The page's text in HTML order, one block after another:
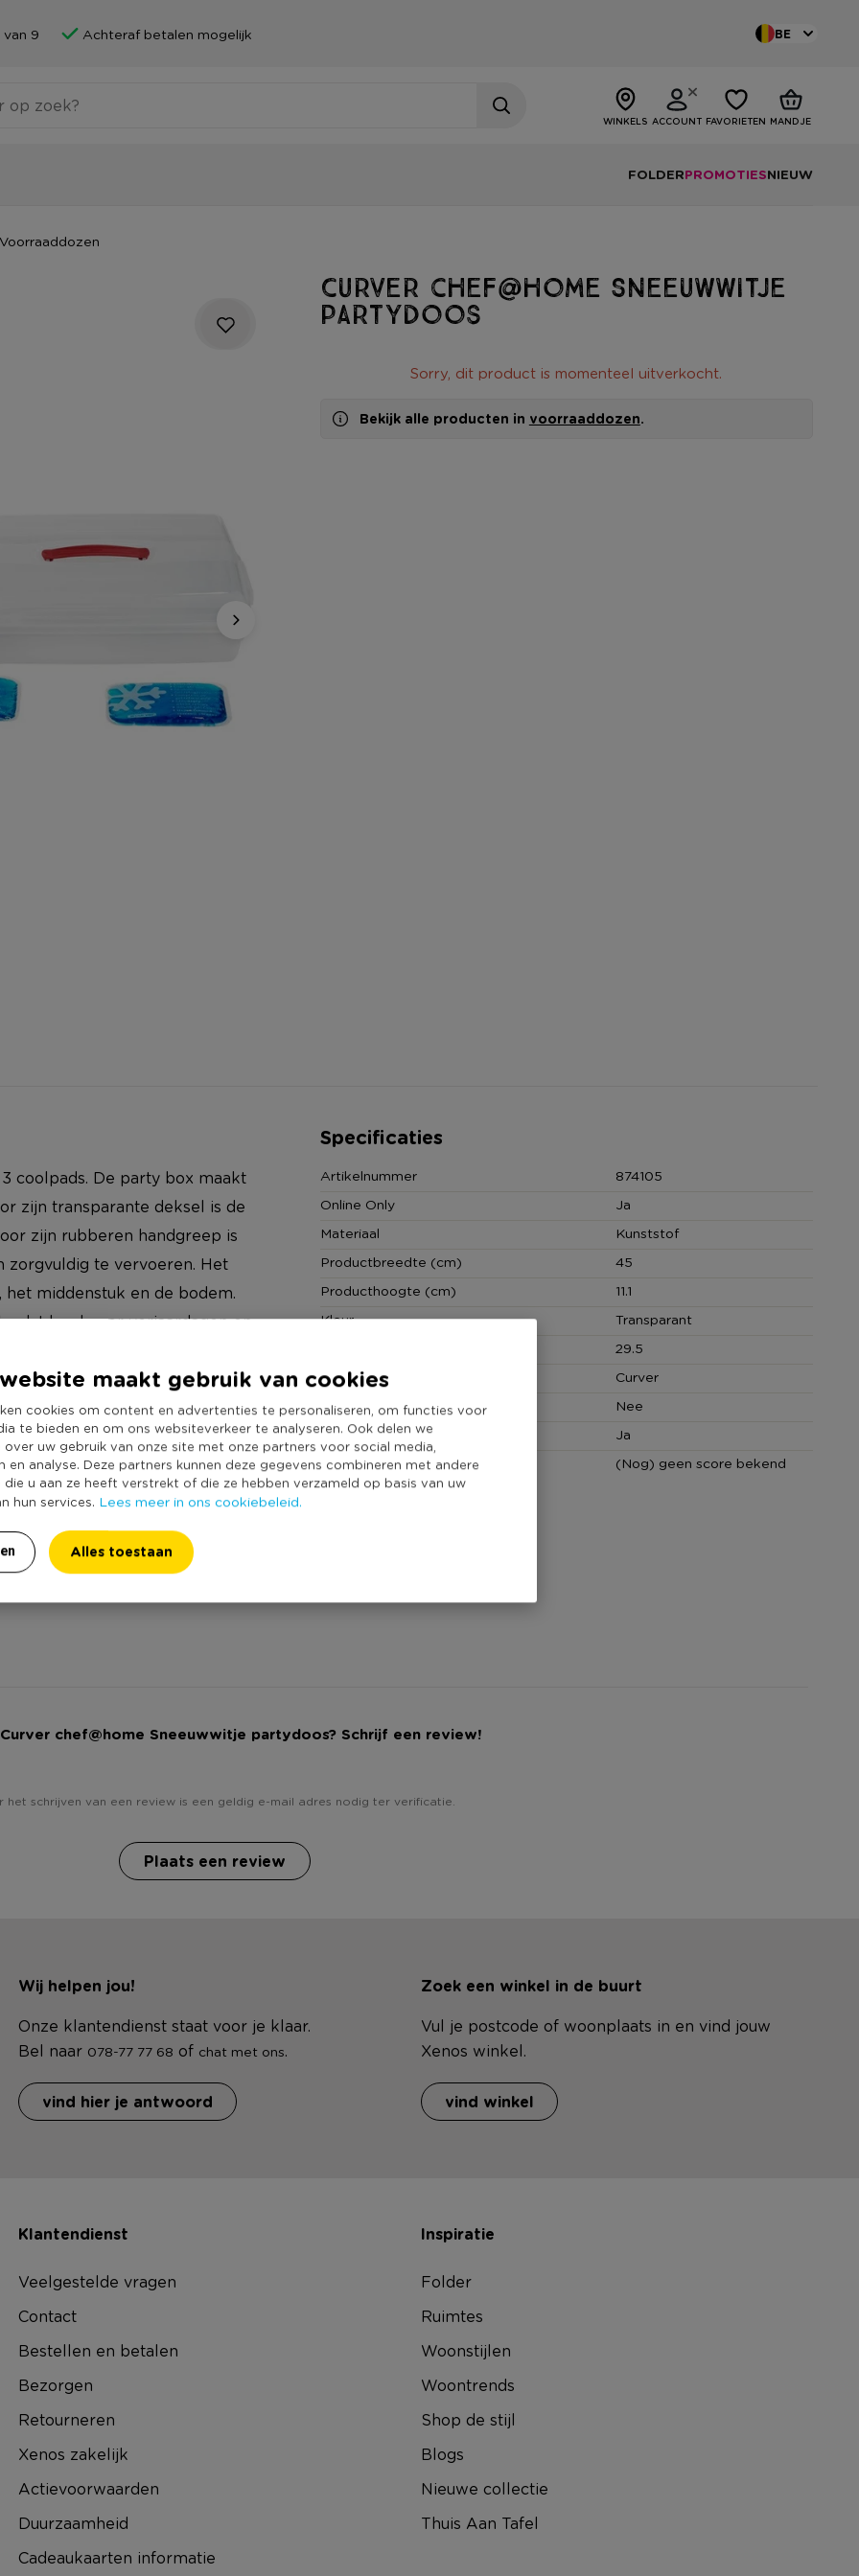
maakt gebruik van cookies
cookies om content en advertenties te personaliseren, om functies voor
te bieden en om ons websiteverkeer te analyseren. Ook delen we
uw gebruik van onze site met onze partners voor social media,
en analyse. Deze partners kunnen deze gegevens combineren met andere
u aan ze heeft verstrekt of die ze hebben verzameld op basis van uw
hun services. Lees meer in ons cookiebeleid.
Alles toestaan
9 Achteraf betalen mogelijk BE
WINKELS ACCOUNT FAVORIETEN MANDJE
FOLDERPROMOTIESNIEUW
Voorraaddozen
Curver chef@home Sneeuwwitje
partydoos
Sorry, dit product is momenteel uitverkocht.
Bekijk alle producten in voorraaddozen.
coolpads. De party box maakt
zijn transparante deksel is de
zijn rubberen handgreep is
te vervoeren. Het
middenstuk en de bodem.
Ideaal voor verjaardagen en
Inmiddels is Curver
in de ontwikkeling
Bij de ontwikkeling van
en design voorop.
maken. Met
dat zijn voorop lopen in de
Specificaties
Artikelnummer
874105
Online Only
Ja
Materiaal
Kunststof
Productbreedte (cm)
45
Producthoogte (cm)
11.1
Kleur
Transparant
29.5
Merk
Curver
Met wielen
Nee
Deksel
Ja
Duurzaamheidsscore
(Nog) geen score bekend
chef@home Sneeuwwitje partydoos? Schrijf een review!
het schrijven van een review is een geldig e-mail adres nodig ter verificatie.
Plaats een review
Wij helpen jou!
Onze klantendienst staat voor je klaar.
Bel naar 078-77 77 68 of chat met ons.
vind hier je antwoord
Zoek een winkel in de buurt
Vul je postcode of woonplaats in en vind jouw
Xenos winkel.
vind winkel
Klantendienst
Veelgestelde vragen
Contact
Bestellen en betalen
Bezorgen
Retourneren
Xenos zakelijk
Actievoorwaarden
Duurzaamheid
Cadeaukaarten informatie
Inspiratie
Folder
Ruimtes
Woonstijlen
Woontrends
Shop de stijl
Blogs
Nieuwe collectie
Thuis Aan Tafel